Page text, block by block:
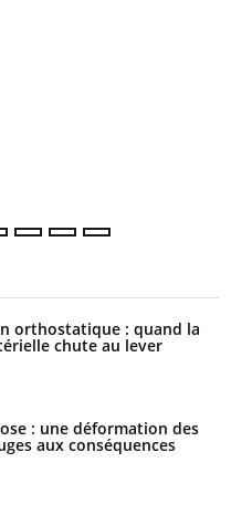
orthostatique : quand la
chute au lever
: une déformation des
aux conséquences